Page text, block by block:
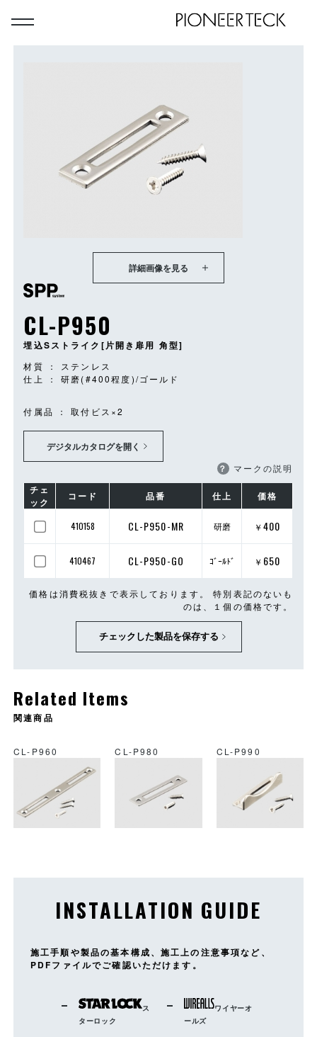
詳細画像を見る
CL-P950
埋込Sストライク[片開き扉用 角型]
材質 ： ステンレス
仕上 ： 研磨(#400程度)/ゴールド
付属品 ： 取付ビス×2
デジタルカタログを開く
？ マークの説明
チェ
ック
コード 品番 仕上 価格
410158 CL-P950-MR 研磨 ￥400
410467 CL-P950-GO ｺﾞｰﾙﾄﾞ ￥ 650
価格は消費税抜きで表示しております。 特別表記のないも
のは、１個の価格です。
チェックした製品を保存する
Related Items
関連商品
CL-P960 CL-P980 CL-P990
INSTALLATION GUIDE
施工手順や製品の基本構成、施工上の注意事項など、
PDFファイルでご確認いただけます。
ス
ターロック
ワイヤーオ
ールズ